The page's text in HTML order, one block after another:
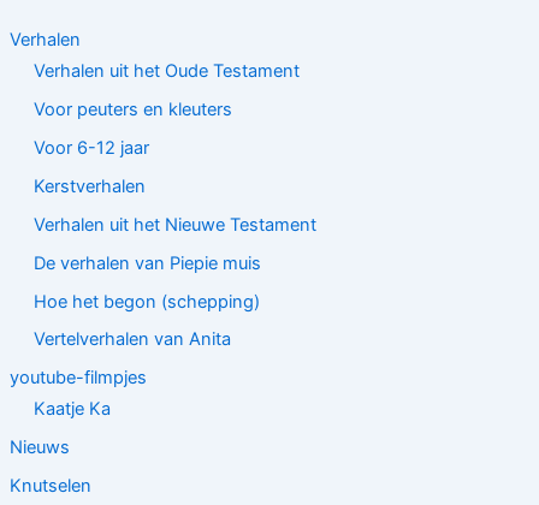
Verhalen
Verhalen uit het Oude Testament
Voor peuters en kleuters
Voor 6-12 jaar
Kerstverhalen
Verhalen uit het Nieuwe Testament
De verhalen van Piepie muis
Hoe het begon (schepping)
Vertelverhalen van Anita
youtube-filmpjes
Kaatje Ka
Nieuws
Knutselen